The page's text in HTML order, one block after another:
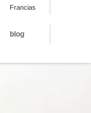
Francias
blog